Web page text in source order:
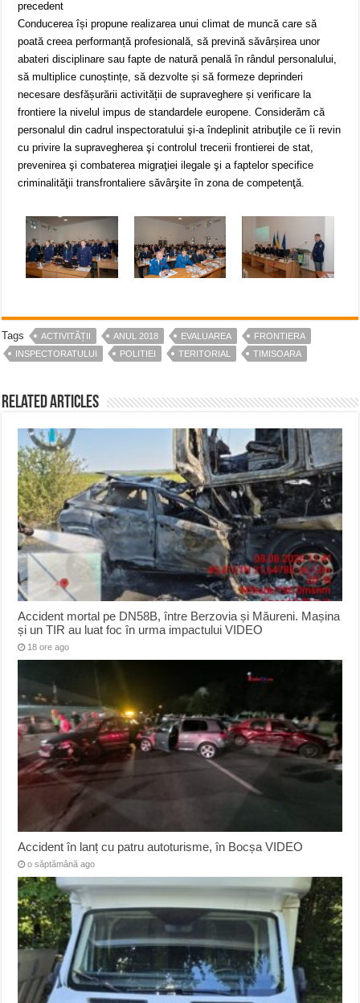
precedent
Conducerea își propune realizarea unui climat de muncă care să
poată creea performanță profesională, să prevină săvârșirea unor
abateri disciplinare sau fapte de natură penală în rândul personalului,
să multiplice cunoștințe, să dezvolte și să formeze deprinderi
necesare desfășurării activității de supraveghere și verificare la
frontiere la nivelul impus de standardele europene. Considerăm că
personalul din cadrul inspectoratului şi-a îndeplinit atribuţile ce îi revin
cu privire la supravegherea şi controlul trecerii frontierei de stat,
prevenirea şi combaterea migraţiei ilegale şi a faptelor specifice
criminalităţii transfrontaliere săvârşite în zona de competenţă.
Tags ACTIVITĂȚII ANUL 2018 EVALUAREA
FRONTIERA
INSPECTORATULUI
POLITIEI TERITORIAL TIMISOARA
Related Articles
Accident mortal pe DN58B, între Berzovia și Măureni. Mașina
și un TIR au luat foc în urma impactului VIDEO
18 ore ago
Accident în lanț cu patru autoturisme, în Bocșa VIDEO
o săptămână ago